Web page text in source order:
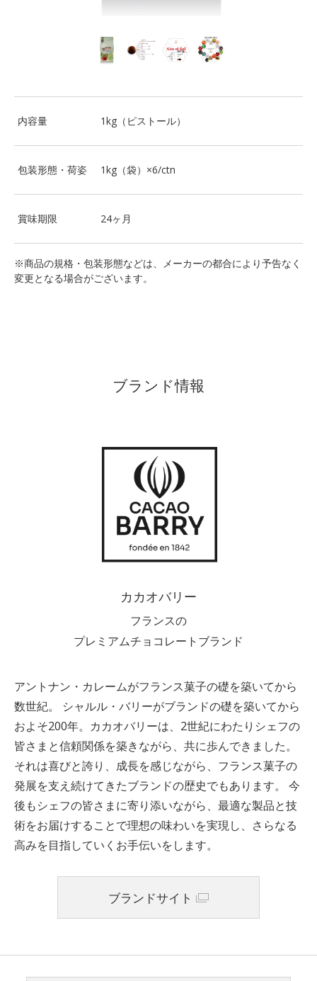
内容量 1kg（ピストール）
包装形態・荷姿 1kg（袋）×6/ctn
賞味期限 24ヶ月
※商品の規格・包装形態などは、メーカーの都合により予告なく
変更となる場合がございます。
ブランド情報
カカオバリー
フランスの
プレミアムチョコレートブランド
アントナン・カレームがフランス菓子の礎を築いてから
数世紀。 シャルル・バリーがブランドの礎を築いてから
およそ200年。カカオバリーは、2世紀にわたりシェフの
皆さまと信頼関係を築きながら、共に歩んできました。
それは喜びと誇り、成長を感じながら、フランス菓子の
発展を支え続けてきたブランドの歴史でもあります。 今
後もシェフの皆さまに寄り添いながら、最適な製品と技
術をお届けすることで理想の味わいを実現し、さらなる
高みを目指していくお手伝いをします。
ブランドサイト